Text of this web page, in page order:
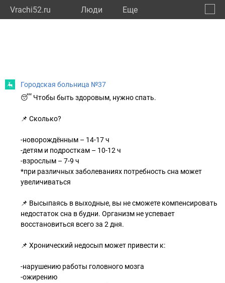
Vrachi52.ru Люди Eще
Городская больница №37
😴 Чтобы быть здоровым, нужно спать.
📌 Сколько?
-новорождённым – 14-17 ч
-детям и подросткам – 10-12 ч
-взрослым – 7-9 ч
*при различных заболеваниях потребность сна может
увеличиваться
📌 Высыпаясь в выходные, вы не сможете компенсировать
недостаток сна в будни. Организм не успевает
восстановиться всего за 2 дня.
📌 Хронический недосып может привести к:
-нарушению работы головного мозга
-ожирению